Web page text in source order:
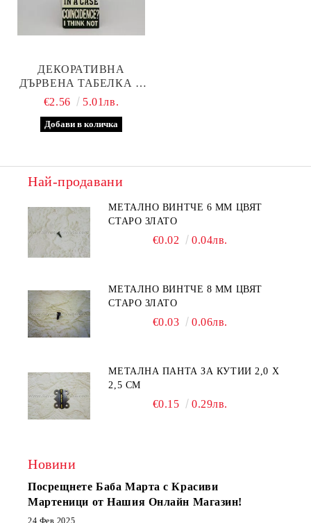
ДЕКОРАТИВНА
ДЪРВЕНА ТАБЕЛКА С
ОРИГИНАЛЕН НАДПИС,
€2.56 5.01лв.
Най-продавани
МЕТАЛНО ВИНТЧЕ 6 ММ ЦВЯТ
СТАРО ЗЛАТО
€0.02 0.04лв.
МЕТАЛНО ВИНТЧЕ 8 ММ ЦВЯТ
СТАРО ЗЛАТО
€0.03 0.06лв.
МЕТАЛНА ПАНТА ЗА КУТИИ 2,0 Х
2,5 СМ
€0.15 0.29лв.
Новини
Посрещнете Баба Марта с Красиви
Мартеници от Нашия Онлайн Магазин!
24 Фев 2025